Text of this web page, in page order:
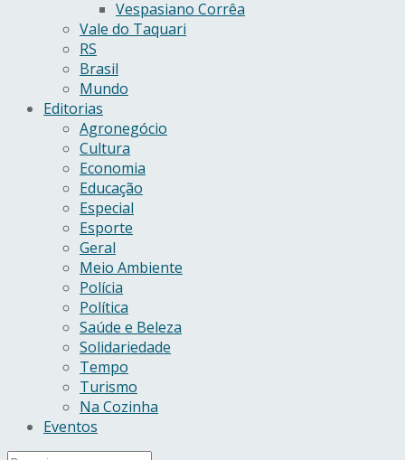
Vespasiano Corrêa
Vale do Taquari
RS
Brasil
Mundo
Editorias
Agronegócio
Cultura
Economia
Educação
Especial
Esporte
Geral
Meio Ambiente
Polícia
Política
Saúde e Beleza
Solidariedade
Tempo
Turismo
Na Cozinha
Eventos